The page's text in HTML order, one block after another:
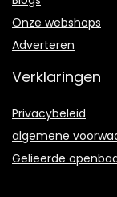
Onze webshops
Adverteren
Verklaringen
Privacybeleid
algemene
Gelieerde